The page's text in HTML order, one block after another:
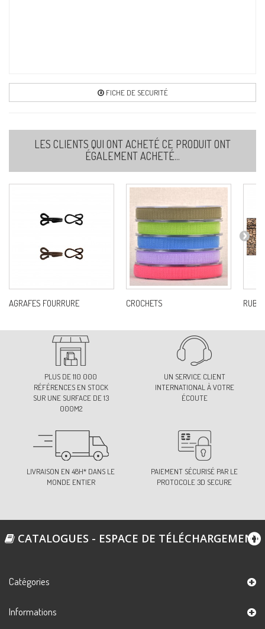
FICHE DE SECURITÉ
LES CLIENTS QUI ONT ACHETÉ CE PRODUIT ONT
ÉGALEMENT ACHETÉ...
AGRAFES FOURRURE CROCHETS
PLUS DE 110 000
RÉFÉRENCES EN STOCK
SUR UNE SURFACE DE 13
000M2
UN SERVICE CLIENT
INTERNATIONAL À VOTRE
ÉCOUTE
LIVRAISON EN 48H* DANS LE
MONDE ENTIER
PAIEMENT SÉCURISÉ PAR LE
PROTOCOLE 3D SECURE
CATALOGUES - ESPACE DE TÉLÉCHARGEMENT
Catégories
Informations